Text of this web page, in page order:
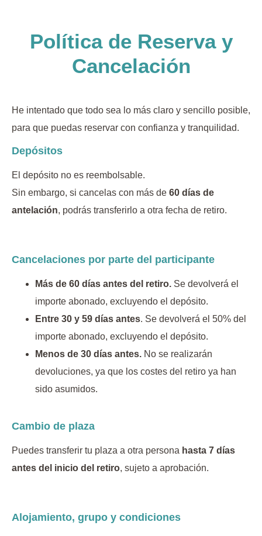
Política de Reserva y
Cancelación
He intentado que todo sea lo más claro y sencillo posible,
para que puedas reservar con confianza y tranquilidad.
Depósitos
El depósito no es reembolsable.
Sin embargo, si cancelas con más de 60 días de
antelación, podrás transferirlo a otra fecha de retiro.
Cancelaciones por parte del participante
Más de 60 días antes del retiro. Se devolverá el
importe abonado, excluyendo el depósito.
Entre 30 y 59 días antes. Se devolverá el 50% del
importe abonado, excluyendo el depósito.
Menos de 30 días antes. No se realizarán
devoluciones, ya que los costes del retiro ya han
sido asumidos.
Cambio de plaza
Puedes transferir tu plaza a otra persona hasta 7 días
antes del inicio del retiro, sujeto a aprobación.
Alojamiento, grupo y condiciones